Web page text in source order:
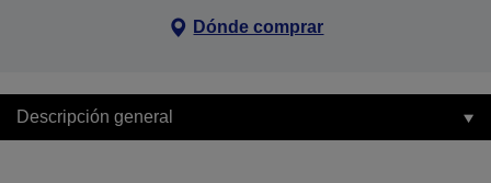
Dónde comprar
Descripción general